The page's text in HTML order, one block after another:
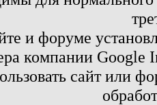
и форуме
компании
сайт или